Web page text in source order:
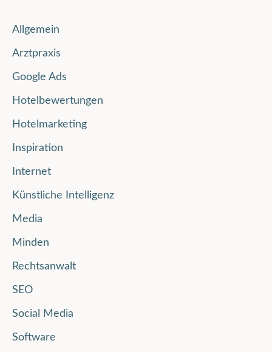
Allgemein
Arztpraxis
Google Ads
Hotelbewertungen
Hotelmarketing
Inspiration
Internet
Künstliche Intelligenz
Media
Minden
Rechtsanwalt
SEO
Social Media
Software